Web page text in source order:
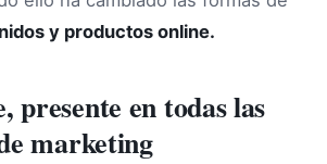
y productos online.
presente en todas las
marketing